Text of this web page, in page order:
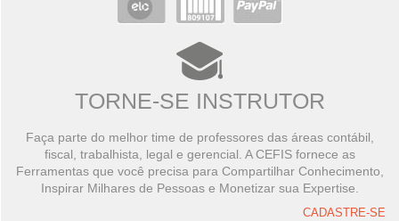
TORNE-SE INSTRUTOR
Faça parte do melhor time de professores das áreas contábil,
fiscal, trabalhista, legal e gerencial. A CEFIS fornece as
Ferramentas que você precisa para Compartilhar Conhecimento,
Inspirar Milhares de Pessoas e Monetizar sua Expertise.
CADASTRE-SE